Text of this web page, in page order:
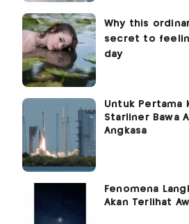
Untuk Pertama
Starliner Bawa
Angkasa
Fenomena
Akan Terlihat